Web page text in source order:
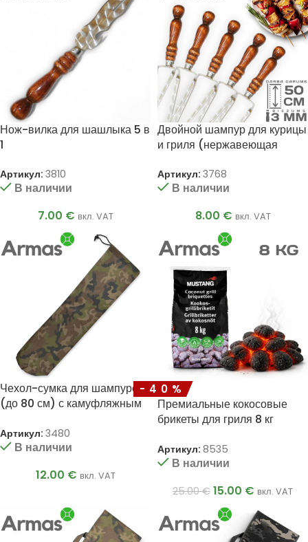
Нож-вилка для шашлыка 5 в
1
Артикул: 3810
В наличии
7.00 € вкл. VAT
Двойной шампур для курицы
и гриля (нержавеющая
Артикул: 3768
В наличии
8.00 € вкл. VAT
Чехол-сумка для шампуров
(до 80 см) с камуфляжным
Артикул: 3480
В наличии
12.00 € вкл. VAT
-40%
Премиальные кокосовые
брикеты для гриля 8 кг
Артикул: 8535
В наличии
25.00€ 15.00 € вкл. VAT